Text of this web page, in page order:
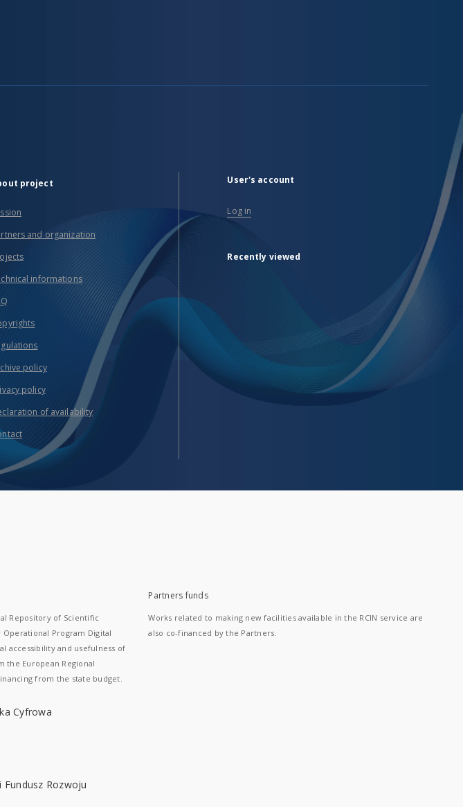
project
and organization
informations
policy
policy
of availability
User's account
Log in
Recently viewed
Repository of Scientific
Operational Program Digital
accessibility and usefulness of
the European Regional
from the state budget.
Partners funds
Works related to making new facilities available in the RCIN service are
also co-financed by the Partners.